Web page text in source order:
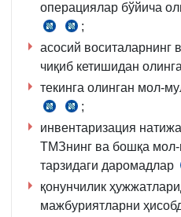
1-
қ.
операциялар бўйича
СК
463-
м.
1-
қ.
СК
464-
м.
1-
қ.
1-
б.
;
асосий воситаларнинг
чиқиб кетишидан
текинга олинган мол-
СК
299-
м.
СК
463-
м.
1-
қ.
;
инвентаризация
ТМЗнинг ва бошқа мол-
тарзидаги даромадлар
қонунчилик
мажбуриятларни